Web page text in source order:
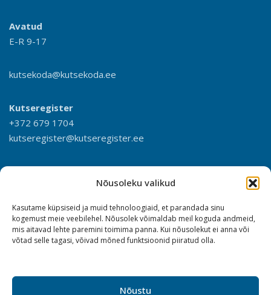
Nõusoleku valikud
Kasutame küpsiseid ja muid tehnoloogiaid, et parandada sinu
kogemust meie veebilehel. Nõusolek võimaldab meil koguda andmeid,
mis aitavad lehte paremini toimima panna. Kui nõusolekut ei anna või
võtad selle tagasi, võivad mõned funktsioonid piiratud olla.
Nõustu
Avatud
E-R 9-17
kutsekoda@kutsekoda.ee
Kutseregister
+372 679 1704
kutseregister@kutseregister.ee